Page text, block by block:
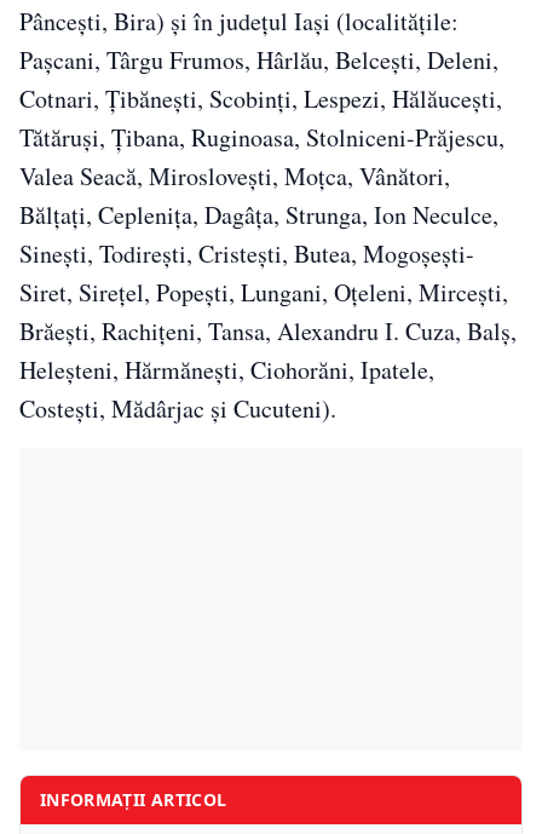
Pânceşti, Bira) şi în judeţul Iaşi (localităţile:
Paşcani, Târgu Frumos, Hârlău, Belceşti, Deleni,
Cotnari, Ţibăneşti, Scobinţi, Lespezi, Hălăuceşti,
Tătăruşi, Ţibana, Ruginoasa, Stolniceni-Prăjescu,
Valea Seacă, Mirosloveşti, Moţca, Vânători,
Bălţaţi, Cepleniţa, Dagâţa, Strunga, Ion Neculce,
Sineşti, Todireşti, Cristeşti, Butea, Mogoşeşti-
Siret, Sireţel, Popeşti, Lungani, Oţeleni, Mirceşti,
Brăeşti, Rachiţeni, Tansa, Alexandru I. Cuza, Balş,
Heleşteni, Hărmăneşti, Ciohorăni, Ipatele,
Costeşti, Mădârjac şi Cucuteni).
INFORMAȚII ARTICOL